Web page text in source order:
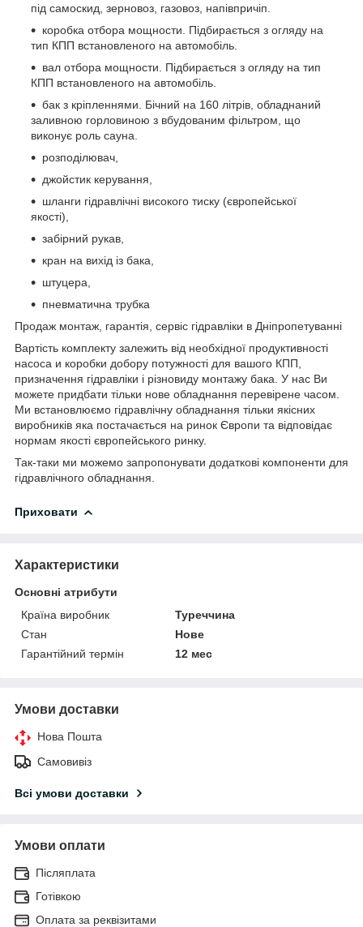
під самоскид, зерновоз, газовоз, напівпричіп.
коробка отбора мощности. Підбирається з огляду на
тип КПП встановленого на автомобіль.
вал отбора мощности. Підбирається з огляду на тип
КПП встановленого на автомобіль.
бак з кріпленнями. Бічний на 160 літрів, обладнаний
заливною горловиною з вбудованим фільтром, що
виконує роль сауна.
розподілювач,
джойстик керування,
шланги гідравлічні високого тиску (європейської
якості),
забірний рукав,
кран на вихід із бака,
штуцера,
пневматична трубка
Продаж монтаж, гарантія, сервіс гідравліки в Дніпропетуванні
Вартість комплекту залежить від необхідної продуктивності
насоса и коробки добору потужності для вашого КПП,
призначення гідравліки і різновиду монтажу бака. У нас Ви
можете придбати тільки нове обладнання перевірене часом.
Ми встановлюємо гідравлічну обладнання тільки якісних
виробників яка постачається на ринок Європи та відповідає
нормам якості європейського ринку.
Так-таки ми можемо запропонувати додаткові компоненти для
гідравлічного обладнання.
Приховати
Характеристики
Основні атрибути
Країна виробник
Туреччина
Стан
Нове
Гарантійний термін
12 мес
Умови доставки
Нова Пошта
Самовивіз
Всі умови доставки
Умови оплати
Післяплата
Готівкою
Оплата за реквізитами